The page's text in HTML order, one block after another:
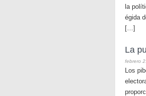
la
égida
[…]
La
febrero
Los